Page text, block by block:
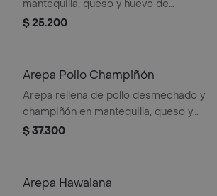
mantequilla, queso y huevo de
codorniz.
$ 25.200
Arepa Pollo Champiñón
Arepa rellena de pollo desmechado y
champiñón en mantequilla, queso y
huevo de codorniz.
$ 37.300
Arepa Hawaiana